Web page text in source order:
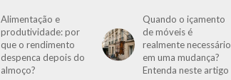
Alimentação e
produtividade: por
que o rendimento
despenca depois do
almoço?
Quando o içamento
de móveis é
realmente necessário
em uma mudança?
Entenda neste artigo